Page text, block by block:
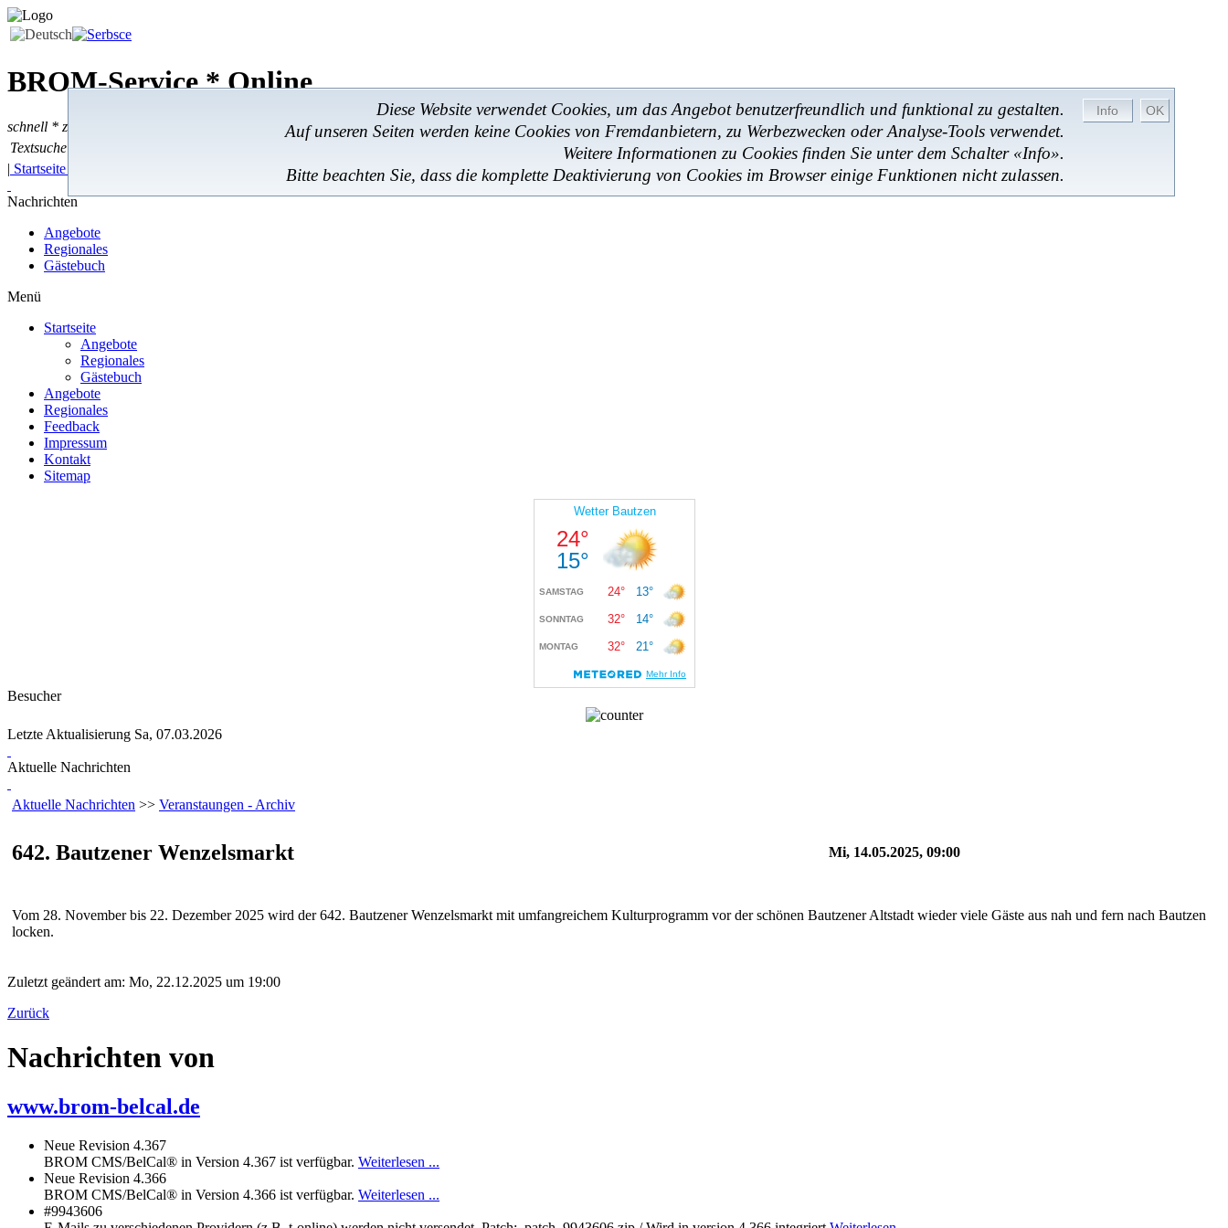
BROM-Service *Online
schnell * zuverlässig * kostengünstig
Diese Website verwendet Cookies, um das Angebot benutzerfreundlich und funktional zu gestalten.
Auf unseren Seiten werden keine Cookies von Fremdanbietern, zu Werbezwecken oder Analyse-Tools verwendet.
Weitere Informationen zu Cookies finden Sie unter dem Schalter «Info».
Bitte beachten Sie, dass die komplette Deaktivierung von Cookies im Browser einige Funktionen nicht zulassen.
Textsuche:
Textsuche
| Startseite
Nachrichten
Angebote
Regionales
Gästebuch
Menü
Startseite
Angebote
Regionales
Gästebuch
Angebote
Regionales
Feedback
Impressum
Kontakt
Sitemap
Besucher
Letzte Aktualisierung Sa, 07.03.2026
Aktuelle Nachrichten
Aktuelle Nachrichten >> Veranstaungen - Archiv
642. Bautzener Wenzelsmarkt Mi, 14.05.2025, 09:00
Vom 28. November bis 22. Dezember 2025 wird der 642. Bautzener Wenzelsmarkt mit umfangreichem Kulturprogramm vor der schönen Bautzener Altstadt wieder viele Gäste aus nah und fern nach Bautzen
locken.
Zuletzt geändert am: Mo, 22.12.2025 um 19:00
Zurück
Nachrichten von
www.brom-belcal.de
Neue Revision 4.367
BROM CMS/BelCal® in Version 4.367 ist verfügbar. Weiterlesen ...
Neue Revision 4.366
BROM CMS/BelCal® in Version 4.366 ist verfügbar. Weiterlesen ...
#9943606